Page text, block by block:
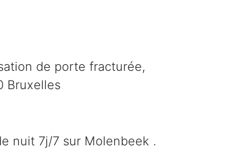
de porte fracturée,
Bruxelles
nuit 7j/7 sur Molenbeek .